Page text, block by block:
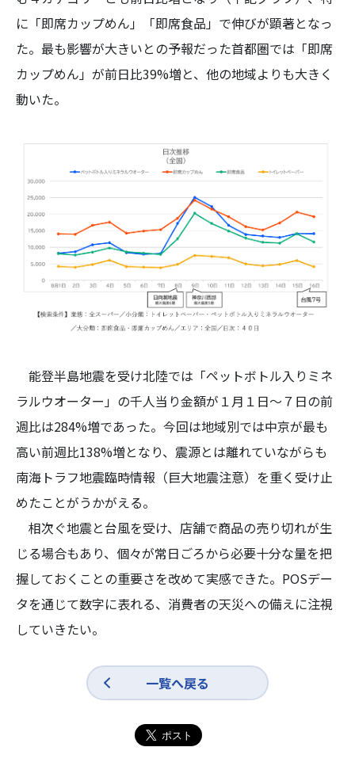
に「即席カップめん」「即席食品」で伸びが顕著となっ
た。最も影響が大きいとの予報だった首都圏では「即席
カップめん」が前日比39%増と、他の地域よりも大きく
動いた。
能登半島地震を受け北陸では「ペットボトル入りミネ
ラルウオーター」の千人当り金額が１月１日～７日の前
週比は284%増であった。今回は地域別では中京が最も
高い前週比138%増となり、震源とは離れていながらも
南海トラフ地震臨時情報（巨大地震注意）を重く受け止
めたことがうかがえる。
相次ぐ地震と台風を受け、店舗で商品の売り切れが生
じる場合もあり、個々が常日ごろから必要十分な量を把
握しておくことの重要さを改めて実感できた。POSデー
タを通じて数字に表れる、消費者の天災への備えに注視
していきたい。
一覧へ戻る